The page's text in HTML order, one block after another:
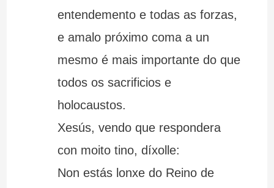
entendemento e todas as forzas,
e amalo próximo coma a un
mesmo é mais importante do que
todos os sacrificios e
holocaustos.
Xesús, vendo que respondera
con moito tino, díxolle:
Non estás lonxe do Reino de